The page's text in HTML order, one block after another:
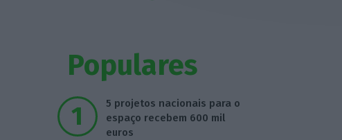
Populares
5 projetos nacionais para o
espaço recebem 600 mil
euros